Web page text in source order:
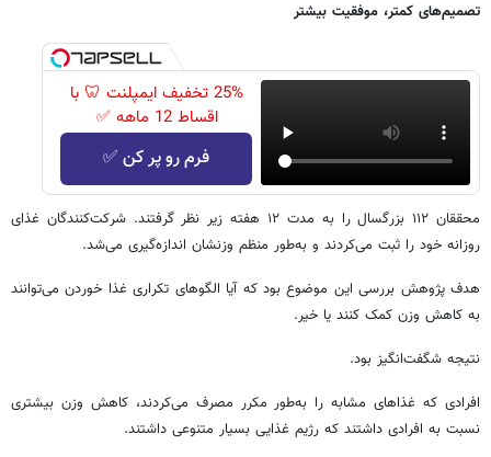
تصمیم‌های کمتر، موفقیت بیشتر
25% تخفیف ایمپلنت 🦷 با
اقساط 12 ماهه ✅
فرم رو پر کن ✅
محققان ۱۱۲ بزرگسال را به مدت ۱۲ هفته زیر نظر گرفتند. شرکت‌کنندگان غذای
روزانه خود را ثبت می‌کردند و به‌طور منظم وزنشان اندازه‌گیری می‌شد.
هدف پژوهش بررسی این موضوع بود که آیا الگوهای تکراری غذا خوردن می‌توانند
به کاهش وزن کمک کنند یا خیر.
نتیجه شگفت‌انگیز بود.
افرادی که غذاهای مشابه را به‌طور مکرر مصرف می‌کردند، کاهش وزن بیشتری
نسبت به افرادی داشتند که رژیم غذایی بسیار متنوعی داشتند.